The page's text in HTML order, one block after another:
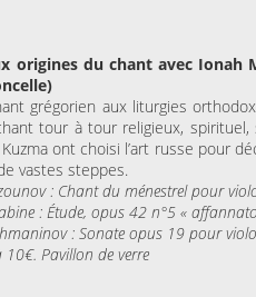
origines du chant avec Ionah
grégorien aux liturgies
tour à tour religieux,
ont choisi l’art russe pour
vastes steppes.
: Chant du ménestrel pour
: Étude, opus 42 n°5 «
: Sonate opus 19 pour
10€. Pavillon de verre